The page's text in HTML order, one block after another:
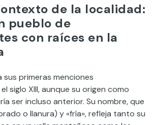
de la localidad:
pueblo de
con raíces en la
sus primeras menciones
siglo XIII, aunque su origen como
ser incluso anterior. Su nombre, que
o llanura) y «fría», refleja tanto su